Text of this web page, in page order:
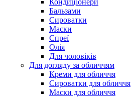
Кондиціонери
Бальзами
Сироватки
Маски
Спреї
Олія
Для чоловіків
Для догляду за обличчям
Креми для обличчя
Сироватки для обличчя
Маски для обличчя